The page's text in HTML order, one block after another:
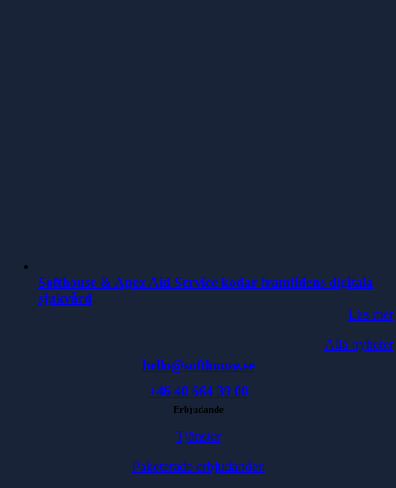
Softhouse & Apex Aid Service kodar framtidens digitala
sjukvård
Läs mer
Alla nyheter
hello@softhouse.se
+46 40 664 39 00
Erbjudande
Tjänster
Paketerade erbjudanden